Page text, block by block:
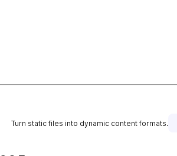
Turn static files into dynamic content formats.